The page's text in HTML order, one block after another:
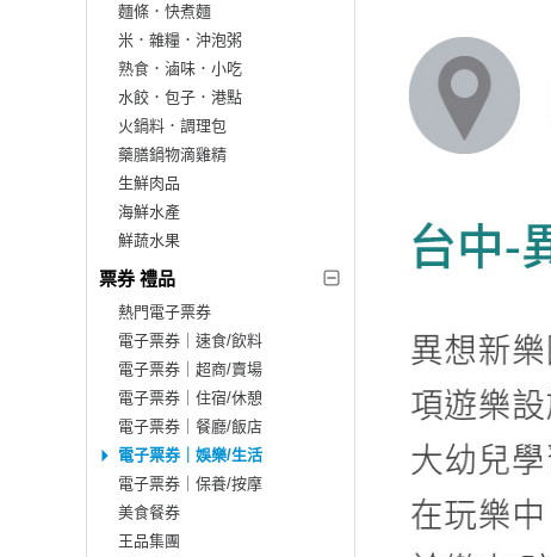
麵條．快煮麵
米．雜糧．沖泡粥
熟食．滷味．小吃
水餃．包子．港點
火鍋料．調理包
藥膳鍋物滴雞精
生鮮肉品
海鮮水產
鮮蔬水果
票券 禮品
熱門電子票券
電子票券｜速食/飲料
電子票券｜超商/賣場
電子票券｜住宿/休憩
電子票券｜餐廳/飯店
電子票券｜娛樂/生活
電子票券｜保養/按摩
美食餐券
王品集團